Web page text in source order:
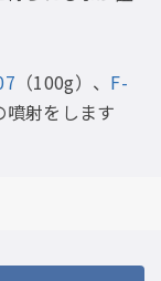
（100g）、 F-
噴射をします